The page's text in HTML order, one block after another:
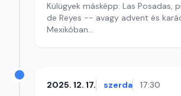
Külügyek másképp: Las Posadas,
de Reyes -- avagy advent és
Mexikóban
2025. 12. 17. szerda 17:30